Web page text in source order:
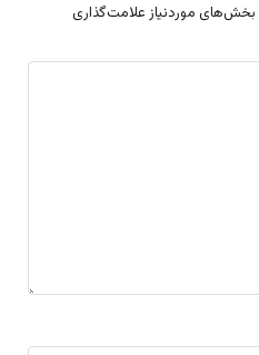
بخش‌های موردنیاز علامت‌گذاری